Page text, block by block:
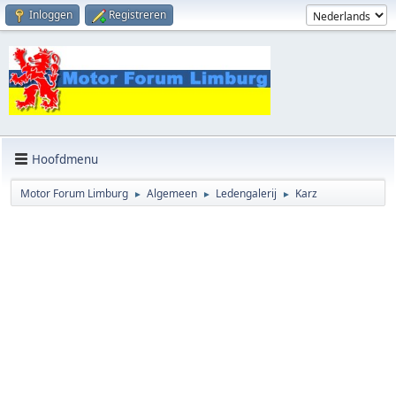
Inloggen Registreren
Hoofdmenu
Motor Forum Limburg ► Algemeen ► Ledengalerij ► Karz